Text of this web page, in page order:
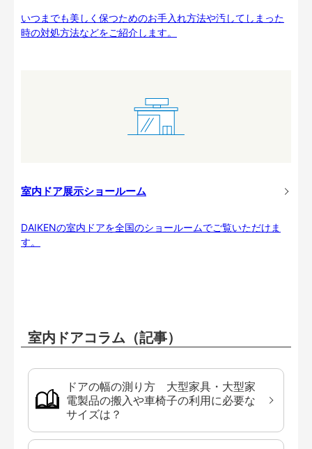
いつまでも美しく保つためのお手入れ方法や汚してしまった
時の対処方法などをご紹介します。
室内ドア展示ショールーム
DAIKENの室内ドアを全国のショールームでご覧いただけま
す。
室内ドアコラム（記事）
ドアの幅の測り方 大型家具・大型家
電製品の搬入や車椅子の利用に必要な
サイズは？